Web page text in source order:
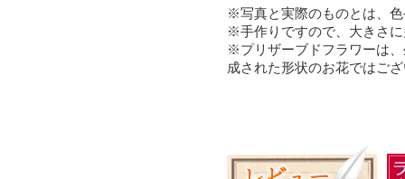
※写真と実際のものとは、
※手作りですので、大きさ
※プリザーブドフラワーは
成された形状のお花ではご